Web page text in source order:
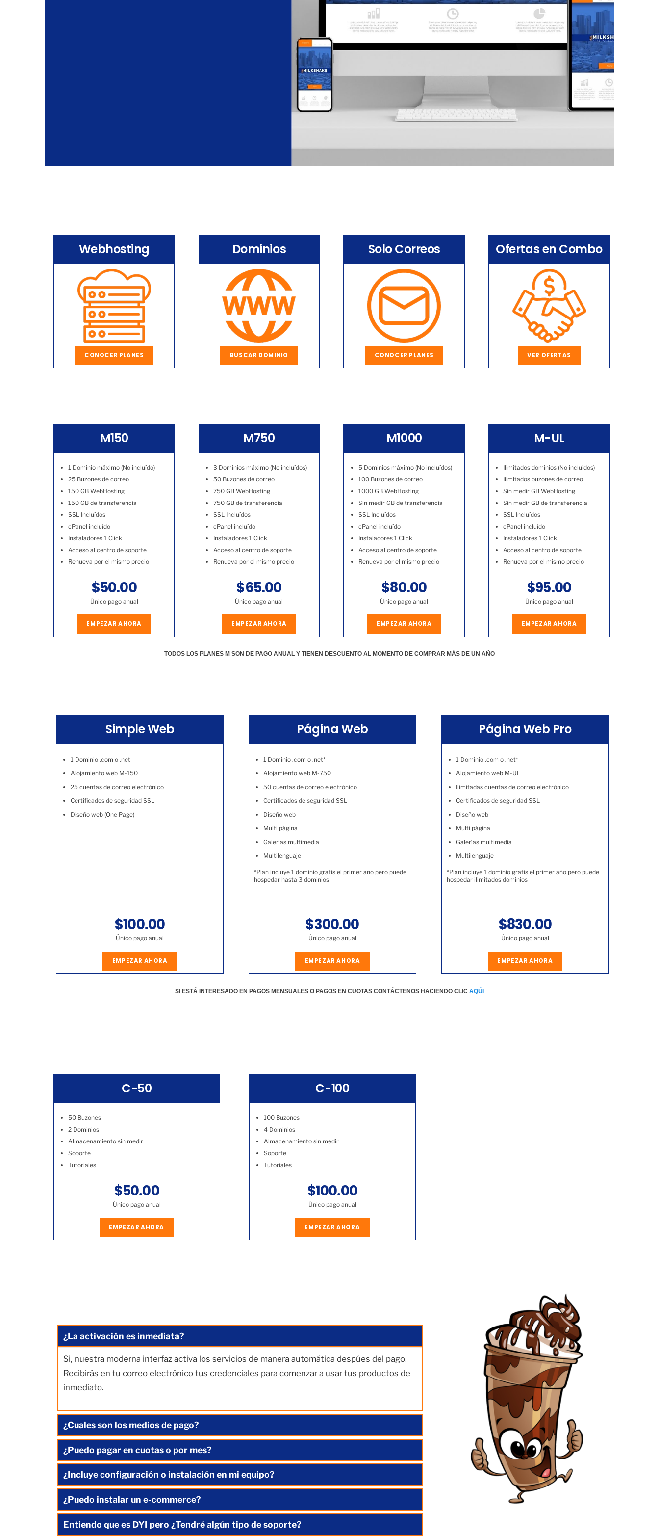
Webhosting
CONOCER PLANES
Dominios
BUSCAR DOMINIO
Solo Correos
CONOCER PLANES
Ofertas en Combo
VER OFERTAS
M150
1 Dominio máximo (No incluído)
25 Buzones de correo
150 GB WebHosting
150 GB de transferencia
SSL Incluídos
cPanel incluído
Instaladores 1 Click
Acceso al centro de soporte
Renueva por el mismo precio
$50.00
Único pago anual
EMPEZAR AHORA
M750
3 Dominios máximo (No incluídos)
50 Buzones de correo
750 GB WebHosting
750 GB de transferencia
SSL Incluídos
cPanel incluído
Instaladores 1 Click
Acceso al centro de soporte
Renueva por el mismo precio
$65.00
Único pago anual
EMPEZAR AHORA
M1000
5 Dominios máximo (No incluídos)
100 Buzones de correo
1000 GB WebHosting
Sin medir GB de transferencia
SSL Incluídos
cPanel incluído
Instaladores 1 Click
Acceso al centro de soporte
Renueva por el mismo precio
$80.00
Único pago anual
EMPEZAR AHORA
M-UL
Ilimitados dominios (No incluídos)
Ilimitados buzones de correo
Sin medir GB WebHosting
Sin medir GB de transferencia
SSL Incluídos
cPanel incluído
Instaladores 1 Click
Acceso al centro de soporte
Renueva por el mismo precio
$95.00
Único pago anual
EMPEZAR AHORA
TODOS LOS PLANES M SON DE PAGO ANUAL Y TIENEN DESCUENTO AL MOMENTO DE COMPRAR MÁS DE UN AÑO
Simple Web
1 Dominio .com o .net
Alojamiento web M-150
25 cuentas de correo electrónico
Certificados de seguridad SSL
Diseño web (One Page)
$100.00
Único pago anual
EMPEZAR AHORA
Página Web
1 Dominio .com o .net*
Alojamiento web M-750
50 cuentas de correo electrónico
Certificados de seguridad SSL
Diseño web
Multi página
Galerías multimedia
Multilenguaje
*Plan incluye 1 dominio gratis el primer año pero puede
hospedar hasta 3 dominios
$300.00
Único pago anual
EMPEZAR AHORA
Página Web Pro
1 Dominio .com o .net*
Alojamiento web M-UL
Ilimitadas cuentas de correo electrónico
Certificados de seguridad SSL
Diseño web
Multi página
Galerías multimedia
Multilenguaje
*Plan incluye 1 dominio gratis el primer año pero puede
hospedar ilimitados dominios
$830.00
Único pago anual
EMPEZAR AHORA
SI ESTÁ INTERESADO EN PAGOS MENSUALES O PAGOS EN CUOTAS CONTÁCTENOS HACIENDO CLIC AQÚI
C-50
50 Buzones
2 Dominios
Almacenamiento sin medir
Soporte
Tutoriales
$50.00
Único pago anual
EMPEZAR AHORA
C-100
100 Buzones
4 Dominios
Almacenamiento sin medir
Soporte
Tutoriales
$100.00
Único pago anual
EMPEZAR AHORA
¿La activación es inmediata?
Si, nuestra moderna interfaz activa los servicios de manera automática despúes del pago.
Recibirás en tu correo electrónico tus credenciales para comenzar a usar tus productos de
inmediato.
¿Cuales son los medios de pago?
¿Puedo pagar en cuotas o por mes?
¿Incluye configuración o instalación en mi equipo?
¿Puedo instalar un e-commerce?
Entiendo que es DYI pero ¿Tendré algún tipo de soporte?